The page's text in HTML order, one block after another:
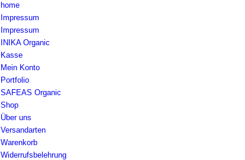
home
Impressum
Impressum
INIKA Organic
Kasse
Mein Konto
Portfolio
SAFEAS Organic
Shop
Über uns
Versandarten
Warenkorb
Widerrufsbelehrung